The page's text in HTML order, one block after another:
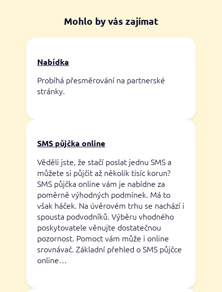
Mohlo by vás zajímat
Nabídka
Probíhá přesměrování na partnerské
stránky.
SMS půjčka online
Věděli jste, že stačí poslat jednu SMS a
můžete si půjčit až několik tisíc korun?
SMS půjčka online vám je nabídne za
poměrně výhodných podmínek. Má to
však háček. Na úvěrovém trhu se nachází i
spousta podvodníků. Výběru vhodného
poskytovatele věnujte dostatečnou
pozornost. Pomoct vám může i online
srovnávač. Základní přehled o SMS půjčce
online…